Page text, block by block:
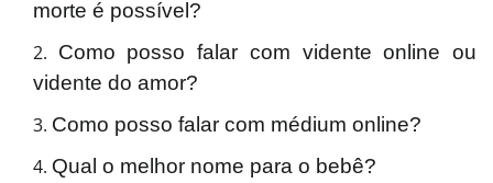
morte é possível?
Como posso falar com vidente online ou
vidente do amor?
Como posso falar com médium online?
Qual o melhor nome para o bebê?